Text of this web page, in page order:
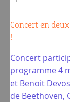
Concert en
!
Concert
programme 4
et Benoit
de Beethoven,